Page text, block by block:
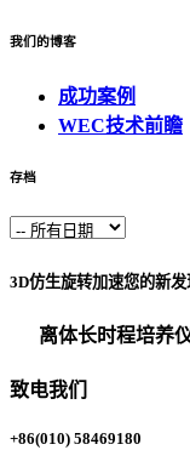
我们的博客
成功案例
WEC技术前瞻
存档
3D仿生旋转加速您的新发
离体长时程培养
致电我们
+86(010) 58469180